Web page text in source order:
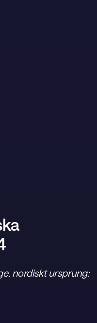
nordiskt ursprung: